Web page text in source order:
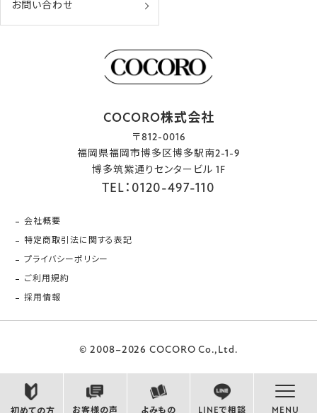
お客様の声 よみもの LINEで相談 MENU
お問い合わせ
COCORO株式会社
〒812-0016
福岡県福岡市博多区博多駅南2-1-9
博多筑紫通りセンタービル 1F
TEL：0120-497-110
会社概要
特定商取引法に関する表記
プライバシーポリシー
ご利用規約
採用情報
© 2008–2026 COCORO Co.,Ltd.